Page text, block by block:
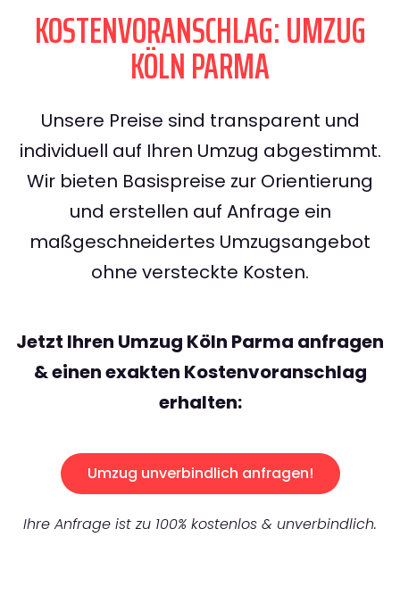
KOSTENVORANSCHLAG: UMZUG
KÖLN PARMA
Unsere Preise sind transparent und
individuell auf Ihren Umzug abgestimmt.
Wir bieten Basispreise zur Orientierung
und erstellen auf Anfrage ein
maßgeschneidertes Umzugsangebot
ohne versteckte Kosten.
Jetzt Ihren Umzug Köln Parma anfragen
& einen exakten Kostenvoranschlag
erhalten:
Umzug unverbindlich anfragen!
Ihre Anfrage ist zu 100% kostenlos & unverbindlich.